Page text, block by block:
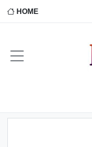
HOME